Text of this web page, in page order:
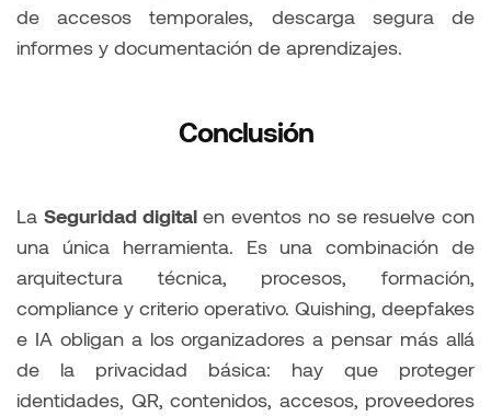
de accesos temporales, descarga segura de
informes y documentación de aprendizajes.
Conclusión
La Seguridad digitalen eventos no se resuelve con
una única herramienta. Es una combinación de
arquitectura técnica, procesos, formación,
compliance y criterio operativo. Quishing, deepfakes
e IA obligan a los organizadores a pensar más allá
de la privacidad básica: hay que proteger
identidades, QR, contenidos, accesos, proveedores